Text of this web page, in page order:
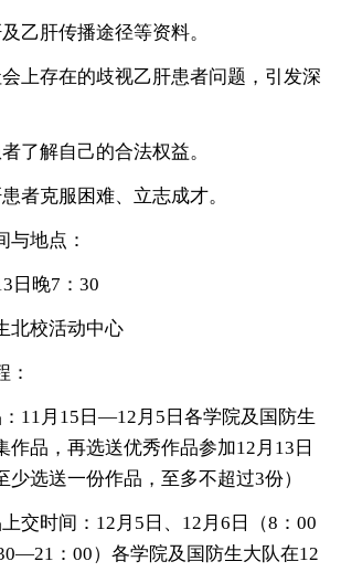
乙肝传播途径等资料。
上存在的歧视乙肝患者问题，引发深
了解自己的合法权益。
者克服困难、立志成才。
与地点：
日晚7：30
北校活动中心
：
11月15日—12月5日各学院及国防生
作品，再选送优秀作品参加12月13日
少选送一份作品，至多不超过3份）
交时间：12月5日、12月6日（8：00
：00）各学院及国防生大队在12